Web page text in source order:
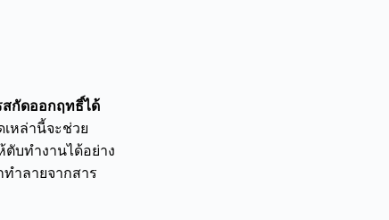
สกัดออกฤทธิ์ได้
หล่านี้จะช่วย
บทำงานได้อย่าง
ำลายจากสาร